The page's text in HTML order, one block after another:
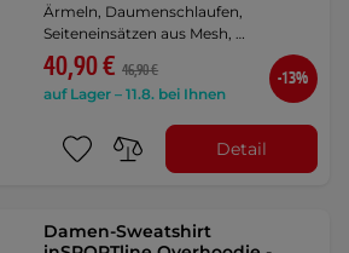
Ärmeln, Daumenschlaufen,
Seiteneinsätzen aus Mesh, …
40,90 € 46,90 €
auf Lager – 11.8. bei Ihnen
-13%
Detail
Damen-Sweatshirt